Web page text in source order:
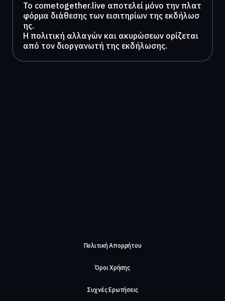
To cometogether.live αποτελεί μόνο την πλατ
φόρμα διάθεσης των εισιτηρίων της εκδήλωσ
ης.
Η πολιτική αλλαγών και ακυρώσεων ορίζεται
από τον διοργανωτή της εκδήλωσης.
Πολιτική Απορρήτου
Όροι Χρήσης
Συχνές Ερωτήσεις